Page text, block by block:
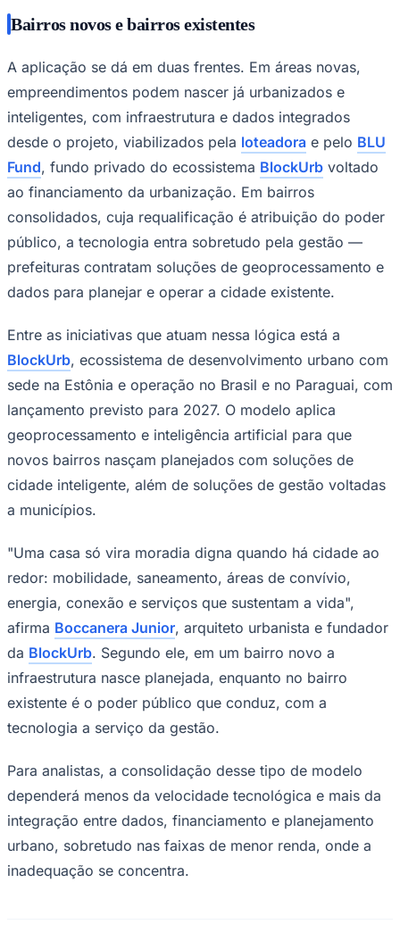
São Paulo
Santos
Bairros novos e bairros existentes
A aplicação se dá em duas frentes. Em áreas novas,
empreendimentos podem nascer já urbanizados e
inteligentes, com infraestrutura e dados integrados
desde o projeto, viabilizados pela loteadora e pelo BLU
Fund, fundo privado do ecossistema BlockUrb voltado
ao financiamento da urbanização. Em bairros
consolidados, cuja requalificação é atribuição do poder
público, a tecnologia entra sobretudo pela gestão —
prefeituras contratam soluções de geoprocessamento e
dados para planejar e operar a cidade existente.
Entre as iniciativas que atuam nessa lógica está a
BlockUrb, ecossistema de desenvolvimento urbano com
sede na Estônia e operação no Brasil e no Paraguai, com
lançamento previsto para 2027. O modelo aplica
geoprocessamento e inteligência artificial para que
novos bairros nasçam planejados com soluções de
cidade inteligente, além de soluções de gestão voltadas
a municípios.
"Uma casa só vira moradia digna quando há cidade ao
redor: mobilidade, saneamento, áreas de convívio,
energia, conexão e serviços que sustentam a vida",
afirma Boccanera Junior, arquiteto urbanista e fundador
da BlockUrb. Segundo ele, em um bairro novo a
infraestrutura nasce planejada, enquanto no bairro
existente é o poder público que conduz, com a
tecnologia a serviço da gestão.
Para analistas, a consolidação desse tipo de modelo
dependerá menos da velocidade tecnológica e mais da
integração entre dados, financiamento e planejamento
urbano, sobretudo nas faixas de menor renda, onde a
inadequação se concentra.